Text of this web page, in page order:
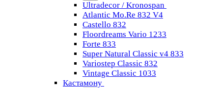
Ultradecor / Kronospan
Atlantic Mo.Re 832 V4
Castello 832
Floordreams Vario 1233
Forte 833
Super Natural Classic v4 833
Variostep Classic 832
Vintage Classic 1033
Кастамону